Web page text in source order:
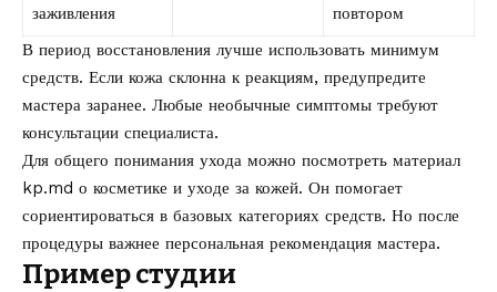
заживления
повтором
В период восстановления лучше использовать минимум
средств. Если кожа склонна к реакциям, предупредите
мастера заранее. Любые необычные симптомы требуют
консультации специалиста.
Для общего понимания ухода можно посмотреть материал
kp.md о косметике и уходе за кожей. Он помогает
сориентироваться в базовых категориях средств. Но после
процедуры важнее персональная рекомендация мастера.
Пример студии